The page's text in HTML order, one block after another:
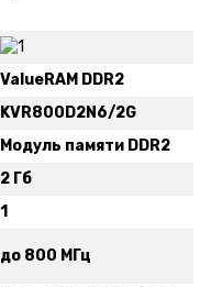
ValueRAM DDR2
KVR800D2N6/2G
Модуль памяти DDR2
2 Гб
1
до 800 МГц